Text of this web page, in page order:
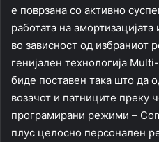
е поврзана со активно
работата на
во зависност од избраниот
генијален технологија
биде поставен така што да
возачот и патниците преку
програмирани режими –
плус целосно персонален